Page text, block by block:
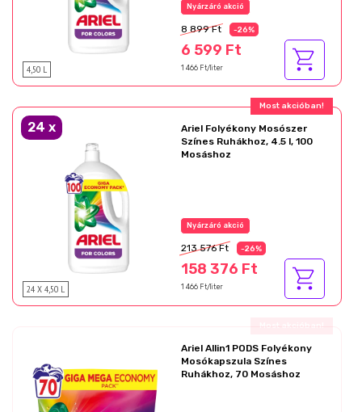
4,50 L
Nyárzáró akció
8 899 Ft -26%
6 599 Ft
1 466 Ft/liter
Most akcióban!
24 x
24 X 4,50 L
Ariel Folyékony Mosószer
Színes Ruhákhoz, 4.5 l, 100
Mosáshoz
Nyárzáró akció
213 576 Ft -26%
158 376 Ft
1 466 Ft/liter
Ajándék akció!
Ariel Allin1 PODS Folyékony
Mosókapszula Színes
Ruhákhoz, 70 Mosáshoz